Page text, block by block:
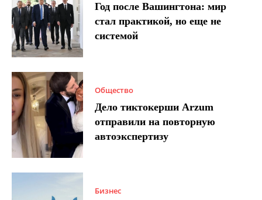
Год после Вашингтона: мир
стал практикой, но еще не
системой
Общество
Дело тиктокерши Arzum
отправили на повторную
автоэкспертизу
Бизнес